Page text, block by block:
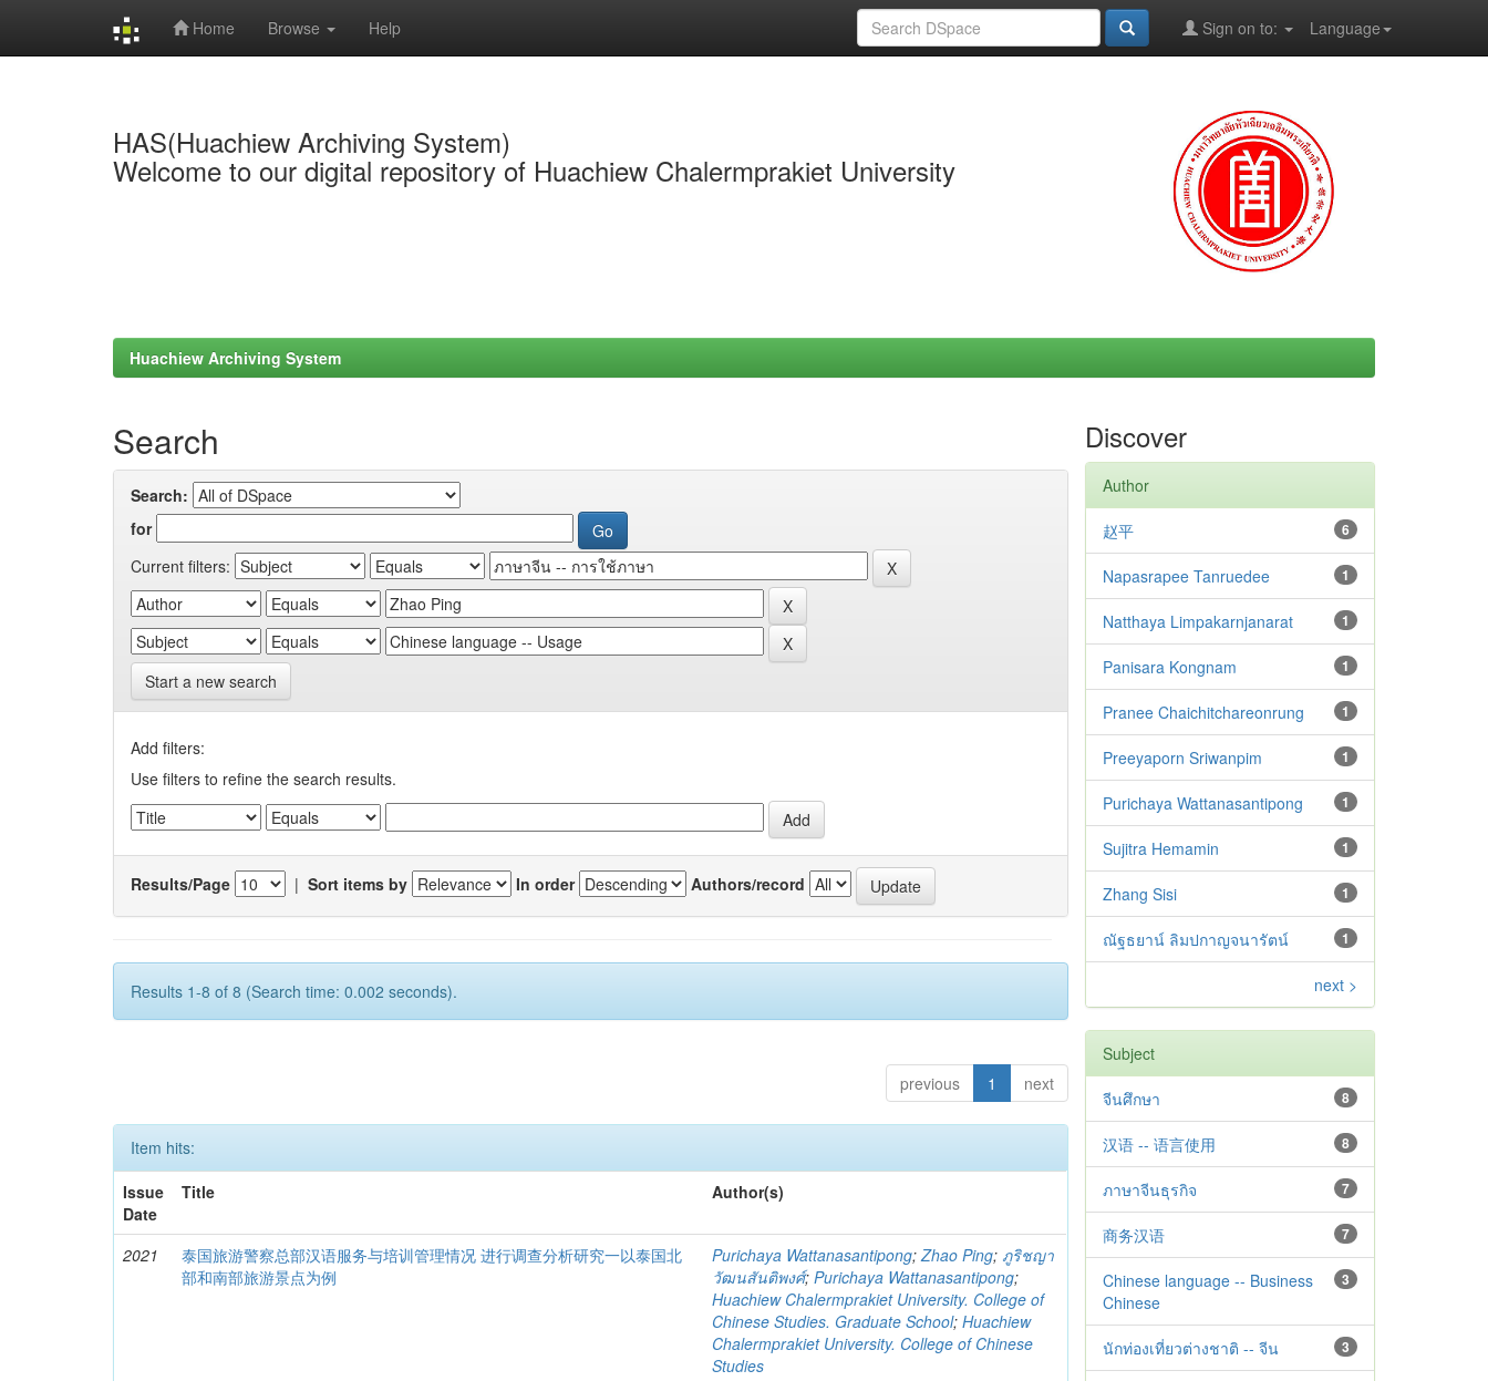
Home Browse Help Language
Sign on to:
HAS(Huachiew Archiving System)
Welcome to our digital repository of Huachiew Chalermprakiet University
Huachiew Archiving System
Search
Search:
for
Current filters:
Start a new search
Add filters:
Use filters to refine the search results.
Results/Page | Sort items by In order Authors/record
Results 1-8 of 8 (Search time: 0.002 seconds).
previous 1 next
Item hits:
Issue
Date
Title Author(s)
2021
泰国旅游警察总部汉语服务与培训管理情况 进行调查分析研究一以泰国北
部和南部旅游景点为例
Purichaya Wattanasantipong;Zhao Ping; ภูริชญา
วัฒนสันติพงศ์;Purichaya Wattanasantipong;
Huachiew Chalermprakiet University. College of
Chinese Studies. Graduate School;Huachiew
Chalermprakiet University. College of Chinese
Studies
Discover
Author
6
赵平
1
Napasrapee Tanruedee
1
Natthaya Limpakarnjanarat
1
Panisara Kongnam
1
Pranee Chaichitchareonrung
1
Preeyaporn Sriwanpim
1
Purichaya Wattanasantipong
1
Sujitra Hemamin
1
Zhang Sisi
1
ณัฐธยาน์ ลิมปกาญจนารัตน์
next >
Subject
8
จีนศึกษา
8
汉语 -- 语言使用
7
ภาษาจีนธุรกิจ
7
商务汉语
3
Chinese language -- Business
Chinese
3
นักท่องเที่ยวต่างชาติ -- จีน